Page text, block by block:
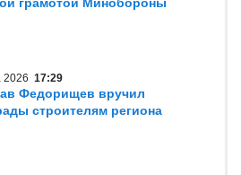
2026 17:29
Федорищев вручил
строителям региона